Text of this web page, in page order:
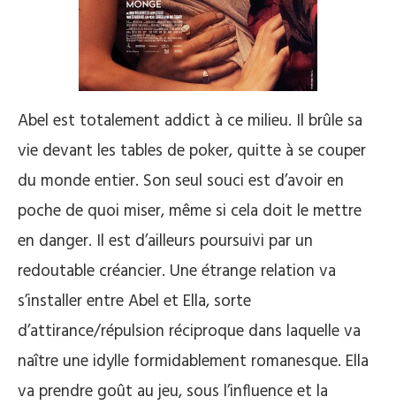
Abel est totalement addict à ce milieu. Il brûle sa
vie devant les tables de poker, quitte à se couper
du monde entier. Son seul souci est d’avoir en
poche de quoi miser, même si cela doit le mettre
en danger. Il est d’ailleurs poursuivi par un
redoutable créancier. Une étrange relation va
s’installer entre Abel et Ella, sorte
d’attirance/répulsion réciproque dans laquelle va
naître une idylle formidablement romanesque. Ella
va prendre goût au jeu, sous l’influence et la